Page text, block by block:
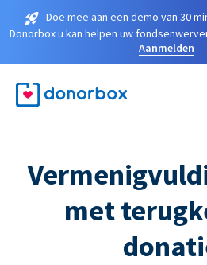
Doe mee aan een demo van 30
Donorbox u kan helpen uw
Aanmelden
met